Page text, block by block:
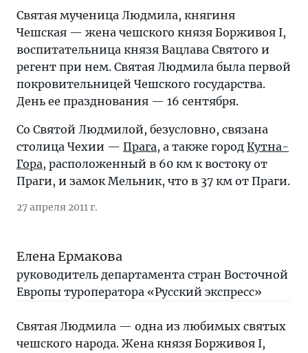
Святая мученица Людмила, княгиня
Чешская — жена чешского князя Борживоя I,
воспитательница князя Вацлава Святого и
регент при нем. Святая Людмила была первой
покровительницей Чешского государства.
День ее празднования — 16 сентября.
Со Святой Людмилой, безусловно, связана
столица Чехии — Прага, а также город Кутна-
Гора, расположенный в 60 км к востоку от
Праги, и замок Мельник, что в 37 км от Праги.
27 апреля 2011 г.
Елена Ермакова
руководитель департамента стран Восточной
Европы туроператора «Русский экспресс»
Святая Людмила — одна из любимых святых
чешского народа. Жена князя Борживоя I,